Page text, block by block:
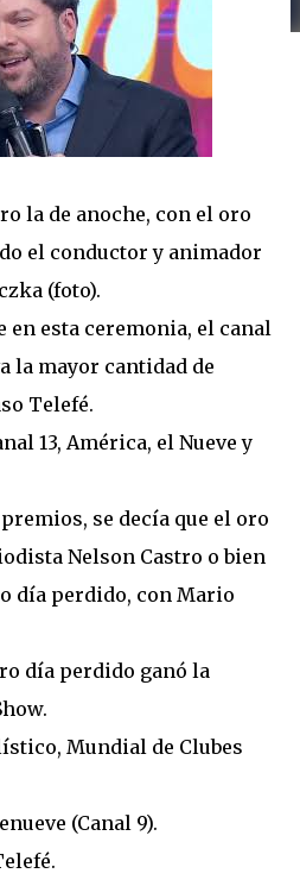
la de anoche, con el oro
el conductor y animador
(foto).
en esta ceremonia, el canal
la mayor cantidad de
Telefé.
13, América, el Nueve y
se decía que el oro
Nelson Castro o bien
día perdido, con Mario
día perdido ganó la
Mundial de Clubes
(Canal 9).